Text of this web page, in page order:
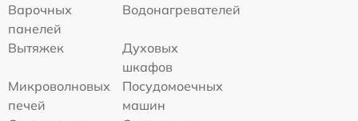
Варочных
панелей
Водонагревателей
Вытяжек
Духовых
шкафов
Микроволновых
печей
Посудомоечных
машин